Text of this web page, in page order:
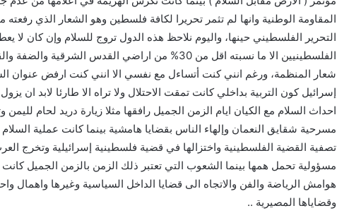
المقاومة الوطنية وانها لم تثمر تحريرا لكافة فلسطين وهو الشعار الذي رفعته
التحرير الفلسطيني حينها، واليوم نلاحظ هذه الدول تروج للسلام وإن كان لا
الفلسطينيين الا ما نسبته اقل من 30% من اراضي القدس الشرقية
شعار المنظمة، ورغم انني كنت أتساءل مع نفسي الا انني كنت ارفض عنوان
إسرائيل كون التربية بداخلي كانت تمقت الاحتلال ولا تراه الا طارئا لابد ان
احداث السلام مع الكيان ايام الزمن الجميل رافقها مثلا زيارة دريد لحام لليمن
مسرحية شقايق النعمان وإلهاء الناس بقضايا هامشية بينما كانت عملية
تصفية القضية الفلسطينية واختزالها في قضية فلسطينية إسرائيلية وتخرج
مسؤولية تحمل همها بينما الشعوب التي تعتبر ذلك الزمن بالزمن الجميل
هوامش الرياضة والفن والاتجاه الى قضايا الداخل السياسية وغيرها واهمال
وقضاياها المصيرية ..